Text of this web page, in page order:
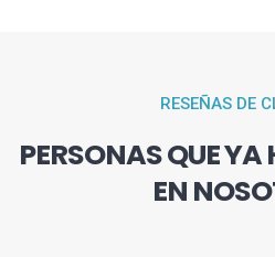
RESEÑAS DE
PERSONAS QUE
EN